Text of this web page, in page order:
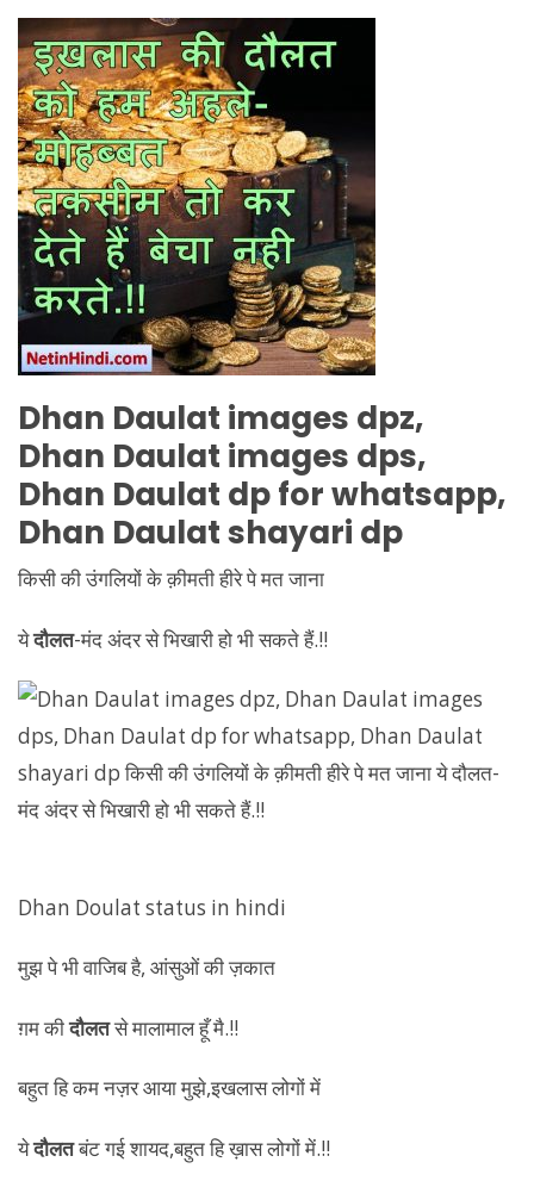
Dhan Daulat images dpz,
Dhan Daulat images dps,
Dhan Daulat dp for whatsapp,
Dhan Daulatshayari dp
किसी की उंगलियों के क़ीमती हीरे पे मत जाना
येदौलत-मंद अंदर से भिखारी हो भी सकते हैं.!!
Dhan Doulat status in hindi
मुझ पे भी वाजिब है, आंसुओं की ज़कात
ग़म कीदौलतसे मालामाल हूँ मै.!!
बहुत हि कम नज़र आया मुझे,इखलास लोगों में
येदौलतबंट गई शायद,बहुत हि ख़ास लोगों में.!!